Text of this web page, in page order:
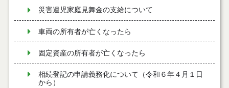
災害遺児家庭見舞金の支給について
車両の所有者が亡くなったら
固定資産の所有者が亡くなったら
相続登記の申請義務化について（令和６年４月１日
から）